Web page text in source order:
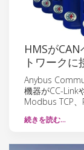
HMSが
トワーク
Anybus
機器がCC-Link
Modbus TCP
続きを読む…